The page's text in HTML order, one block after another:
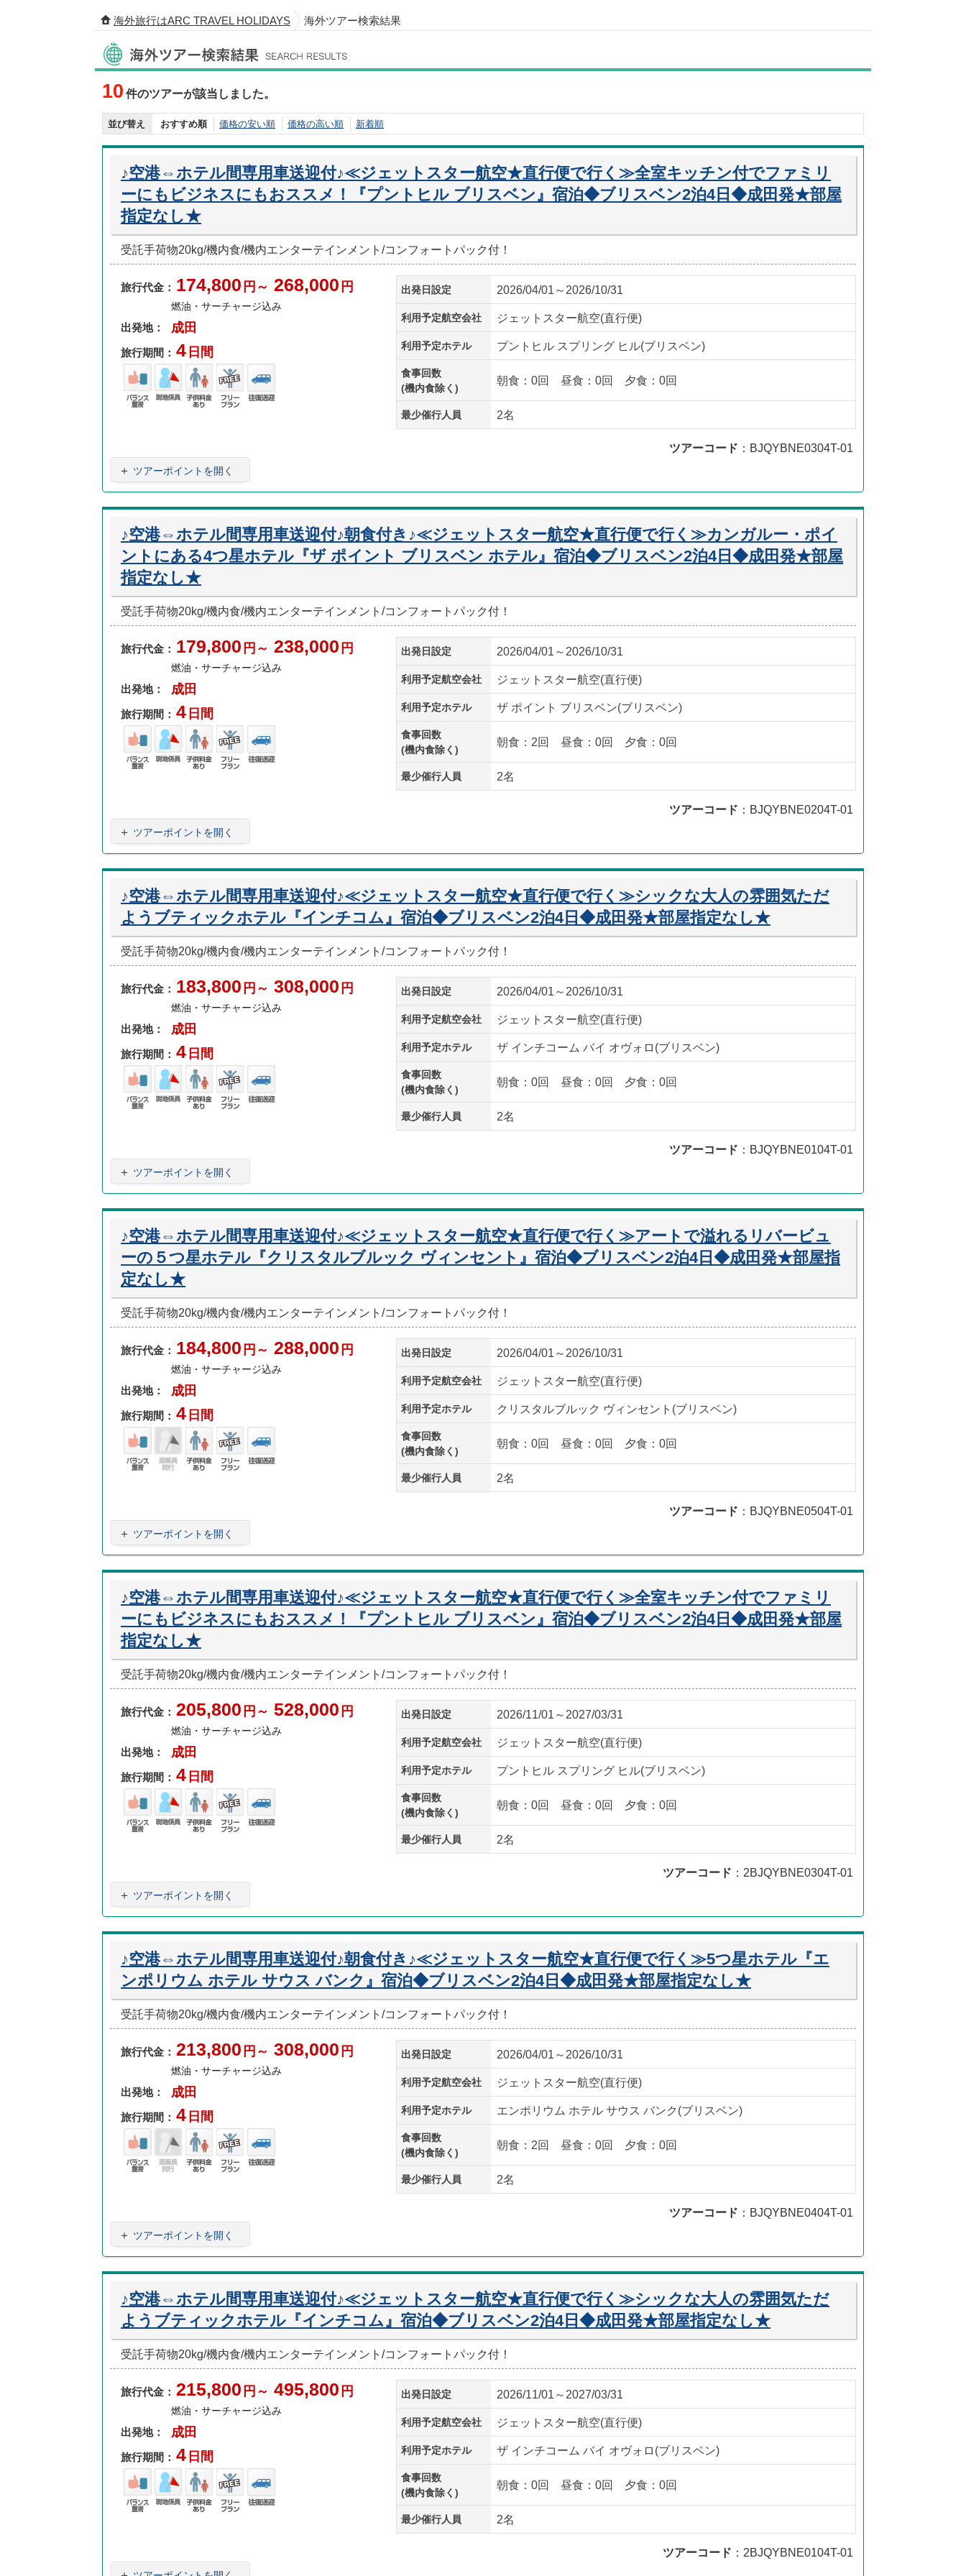
海外旅行はARC TRAVEL HOLIDAYS 海外ツアー検索結果
海外ツアー検索結果
10 件のツアーが該当しました。
並び替え おすすめ順 価格の安い順 価格の高い順 新着順
♪空港⇔ホテル間専用車送迎付♪≪ジェットスター航空★直行便で行く≫全室キッチン付でファミリ
ーにもビジネスにもおススメ！『プントヒル ブリスベン』宿泊◆ブリスベン2泊4日◆成田発★部屋
指定なし★
受託手荷物20kg/機内食/機内エンターテインメント/コンフォートパック付！
旅行代金： 174,800 円～ 268,000 円
燃油・サーチャージ込み
出発地：
成田
旅行期間： 4 日間
出発日設定 2026/04/01～2026/10/31
利用予定航空会社 ジェットスター航空(直行便)
利用予定ホテル プントヒル スプリング ヒル(ブリスベン)
食事回数
(機内食除く)
朝食：0回 昼食：0回 夕食：0回
最少催行人員 2名
ツアーコード ：BJQYBNE0304T-01
＋ ツアーポイントを開く
♪空港⇔ホテル間専用車送迎付♪朝食付き♪≪ジェットスター航空★直行便で行く≫カンガルー・ポイ
ントにある4つ星ホテル『ザ ポイント ブリスベン ホテル』宿泊◆ブリスベン2泊4日◆成田発★部屋
指定なし★
受託手荷物20kg/機内食/機内エンターテインメント/コンフォートパック付！
旅行代金： 179,800 円～ 238,000 円
燃油・サーチャージ込み
出発地：
成田
旅行期間： 4 日間
出発日設定 2026/04/01～2026/10/31
利用予定航空会社 ジェットスター航空(直行便)
利用予定ホテル ザ ポイント ブリスベン(ブリスベン)
食事回数
(機内食除く)
朝食：2回 昼食：0回 夕食：0回
最少催行人員 2名
ツアーコード ：BJQYBNE0204T-01
＋ ツアーポイントを開く
♪空港⇔ホテル間専用車送迎付♪≪ジェットスター航空★直行便で行く≫シックな大人の雰囲気ただ
ようブティックホテル『インチコム』宿泊◆ブリスベン2泊4日◆成田発★部屋指定なし★
受託手荷物20kg/機内食/機内エンターテインメント/コンフォートパック付！
旅行代金： 183,800 円～ 308,000 円
燃油・サーチャージ込み
出発地：
成田
旅行期間： 4 日間
出発日設定 2026/04/01～2026/10/31
利用予定航空会社 ジェットスター航空(直行便)
利用予定ホテル ザ インチコーム バイ オヴォロ(ブリスベン)
食事回数
(機内食除く)
朝食：0回 昼食：0回 夕食：0回
最少催行人員 2名
ツアーコード ：BJQYBNE0104T-01
＋ ツアーポイントを開く
♪空港⇔ホテル間専用車送迎付♪≪ジェットスター航空★直行便で行く≫アートで溢れるリバービュ
ーの５つ星ホテル『クリスタルブルック ヴィンセント』宿泊◆ブリスベン2泊4日◆成田発★部屋指
定なし★
受託手荷物20kg/機内食/機内エンターテインメント/コンフォートパック付！
旅行代金： 184,800 円～ 288,000 円
燃油・サーチャージ込み
出発地：
成田
旅行期間： 4 日間
出発日設定 2026/04/01～2026/10/31
利用予定航空会社 ジェットスター航空(直行便)
利用予定ホテル クリスタルブルック ヴィンセント(ブリスベン)
食事回数
(機内食除く)
朝食：0回 昼食：0回 夕食：0回
最少催行人員 2名
ツアーコード ：BJQYBNE0504T-01
＋ ツアーポイントを開く
♪空港⇔ホテル間専用車送迎付♪≪ジェットスター航空★直行便で行く≫全室キッチン付でファミリ
ーにもビジネスにもおススメ！『プントヒル ブリスベン』宿泊◆ブリスベン2泊4日◆成田発★部屋
指定なし★
受託手荷物20kg/機内食/機内エンターテインメント/コンフォートパック付！
旅行代金： 205,800 円～ 528,000 円
燃油・サーチャージ込み
出発地：
成田
旅行期間： 4 日間
出発日設定 2026/11/01～2027/03/31
利用予定航空会社 ジェットスター航空(直行便)
利用予定ホテル プントヒル スプリング ヒル(ブリスベン)
食事回数
(機内食除く)
朝食：0回 昼食：0回 夕食：0回
最少催行人員 2名
ツアーコード ：2BJQYBNE0304T-01
＋ ツアーポイントを開く
♪空港⇔ホテル間専用車送迎付♪朝食付き♪≪ジェットスター航空★直行便で行く≫5つ星ホテル『エ
ンポリウム ホテル サウス バンク』宿泊◆ブリスベン2泊4日◆成田発★部屋指定なし★
受託手荷物20kg/機内食/機内エンターテインメント/コンフォートパック付！
旅行代金： 213,800 円～ 308,000 円
燃油・サーチャージ込み
出発地：
成田
旅行期間： 4 日間
出発日設定 2026/04/01～2026/10/31
利用予定航空会社 ジェットスター航空(直行便)
利用予定ホテル エンポリウム ホテル サウス バンク(ブリスベン)
食事回数
(機内食除く)
朝食：2回 昼食：0回 夕食：0回
最少催行人員 2名
ツアーコード ：BJQYBNE0404T-01
＋ ツアーポイントを開く
♪空港⇔ホテル間専用車送迎付♪≪ジェットスター航空★直行便で行く≫シックな大人の雰囲気ただ
ようブティックホテル『インチコム』宿泊◆ブリスベン2泊4日◆成田発★部屋指定なし★
受託手荷物20kg/機内食/機内エンターテインメント/コンフォートパック付！
旅行代金： 215,800 円～ 495,800 円
燃油・サーチャージ込み
出発地：
成田
旅行期間： 4 日間
出発日設定 2026/11/01～2027/03/31
利用予定航空会社 ジェットスター航空(直行便)
利用予定ホテル ザ インチコーム バイ オヴォロ(ブリスベン)
食事回数
(機内食除く)
朝食：0回 昼食：0回 夕食：0回
最少催行人員 2名
ツアーコード ：2BJQYBNE0104T-01